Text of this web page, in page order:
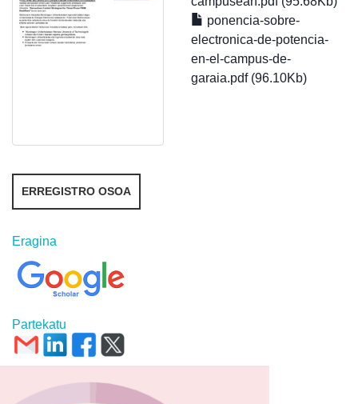
ponencia-sobre-
electronica-de-potencia-
en-el-campus-de-
garaia.pdf (96.10Kb)
ERREGISTRO OSOA
Eragina
Partekatu